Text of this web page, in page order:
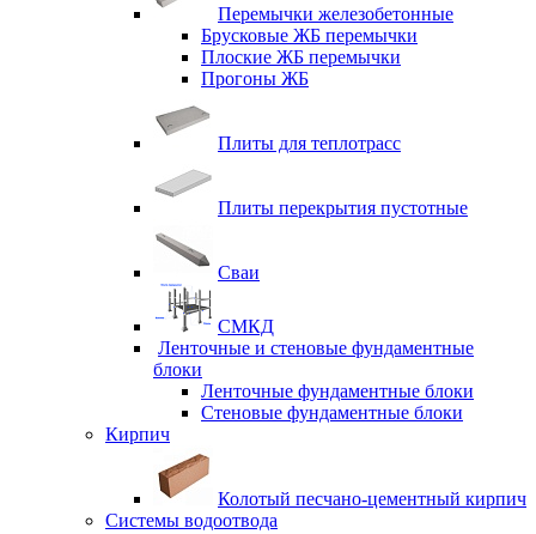
Перемычки железобетонные
Брусковые ЖБ перемычки
Плоские ЖБ перемычки
Прогоны ЖБ
Плиты для теплотрасс
Плиты перекрытия пустотные
Сваи
СМКД
Ленточные и стеновые фундаментные
блоки
Ленточные фундаментные блоки
Стеновые фундаментные блоки
Кирпич
Колотый песчано-цементный кирпич
Системы водоотвода